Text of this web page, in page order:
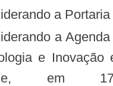
a
e Inovação
em